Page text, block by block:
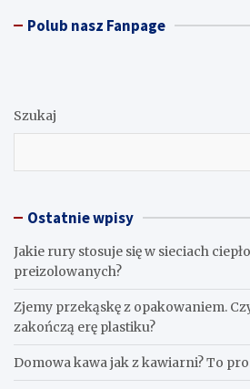
Polub nasz Fanpage
Szukaj
Ostatnie wpisy
Jakie rury stosuje się w sieciach
preizolowanych?
Zjemy przekąskę z opakowaniem.
zakończą erę plastiku?
​Domowa kawa jak z kawiarni? To